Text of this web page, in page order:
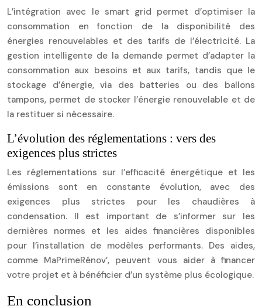
L’intégration avec le smart grid permet d’optimiser la
consommation en fonction de la disponibilité des
énergies renouvelables et des tarifs de l’électricité. La
gestion intelligente de la demande permet d’adapter la
consommation aux besoins et aux tarifs, tandis que le
stockage d’énergie, via des batteries ou des ballons
tampons, permet de stocker l’énergie renouvelable et de
la restituer si nécessaire.
L’évolution des réglementations : vers des
exigences plus strictes
Les réglementations sur l’efficacité énergétique et les
émissions sont en constante évolution, avec des
exigences plus strictes pour les chaudières à
condensation. Il est important de s’informer sur les
dernières normes et les aides financières disponibles
pour l’installation de modèles performants. Des aides,
comme MaPrimeRénov’, peuvent vous aider à financer
votre projet et à bénéficier d’un système plus écologique.
En conclusion